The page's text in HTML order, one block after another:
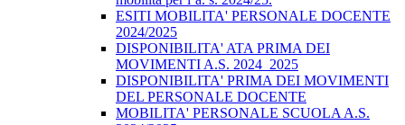
ESITI MOBILITA' PERSONALE DOCENTE
2024/2025
DISPONIBILITA' ATA PRIMA DEI
MOVIMENTI A.S. 2024_2025
DISPONIBILITA' PRIMA DEI MOVIMENTI
DEL PERSONALE DOCENTE
MOBILITA' PERSONALE SCUOLA A.S.